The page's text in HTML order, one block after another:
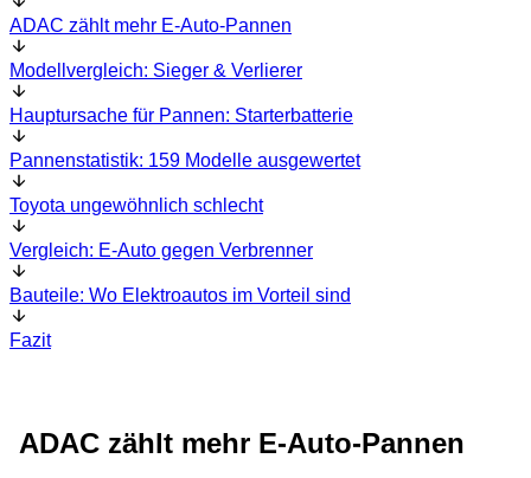
ADAC zählt mehr E-Auto-Pannen
Modellvergleich: Sieger & Verlierer
Hauptursache für Pannen: Starterbatterie
Pannenstatistik: 159 Modelle ausgewertet
Toyota ungewöhnlich schlecht
Vergleich: E-Auto gegen Verbrenner
Bauteile: Wo Elektroautos im Vorteil sind
Fazit
ADAC zählt mehr E-Auto-Pannen